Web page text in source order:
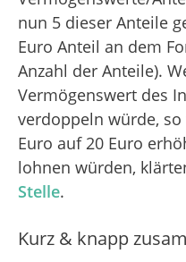
nun 5 dieser Anteile
Euro Anteil an dem
Anzahl der Anteile).
Vermögenswert des
verdoppeln würde,
Euro auf 20 Euro
lohnen würden,
Stelle.
Kurz & knapp